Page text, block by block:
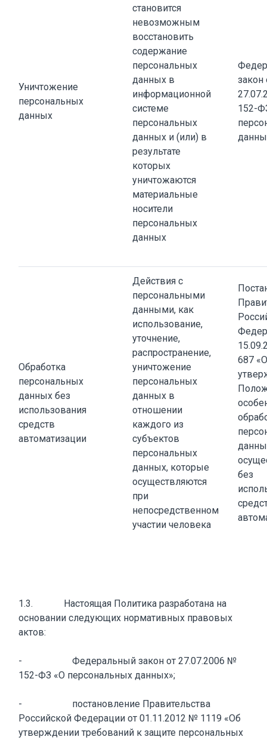
Уничтожение
персональных
данных
становится
невозможным
восстановить
содержание
персональных
данных в
информационной
системе
персональных
данных и (или) в
результате
которых
уничтожаются
материальные
носители
персональных
данных
закон
152-
Обработка
персональных
данных без
использования
средств
автоматизации
Действия с
персональными
данными, как
использование,
уточнение,
распространение,
уничтожение
персональных
данных в
отношении
каждого из
субъектов
персональных
данных, которые
осуществляются
при
непосредственном
участии человека
687
без
1.3. Настоящая Политика разработана на
основании следующих нормативных правовых
актов:
- Федеральный закон от 27.07.2006 №
152-ФЗ «О персональных данных»;
- постановление Правительства
Российской Федерации от 01.11.2012 № 1119 «Об
утверждении требований к защите персональных